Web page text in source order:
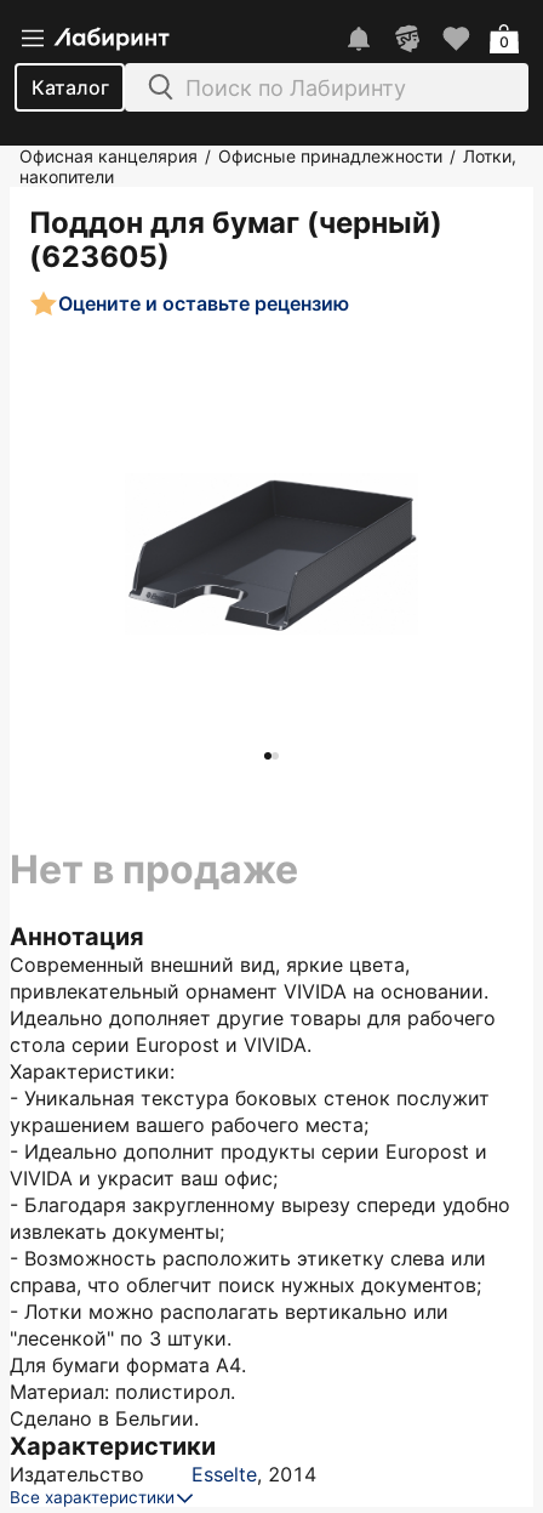
Каталог
0
Офисная канцелярия / Офисные принадлежности / Лотки,
накопители
Поддон для бумаг (черный)
(623605)
Оцените и оставьте рецензию
Аннотация
Современный внешний вид, яркие цвета,
привлекательный орнамент VIVIDA на основании.
Идеально дополняет другие товары для рабочего
стола серии Europost и VIVIDA.
Характеристики:
- Уникальная текстура боковых стенок послужит
украшением вашего рабочего места;
- Идеально дополнит продукты серии Europost и
VIVIDA и украсит ваш офис;
- Благодаря закругленному вырезу спереди удобно
извлекать документы;
- Возможность расположить этикетку слева или
справа, что облегчит поиск нужных документов;
- Лотки можно располагать вертикально или
"лесенкой" по 3 штуки.
Для бумаги формата А4.
Материал: полистирол.
Сделано в Бельгии.
Характеристики
Издательство Esselte, 2014
Все характеристики
Нет в продаже